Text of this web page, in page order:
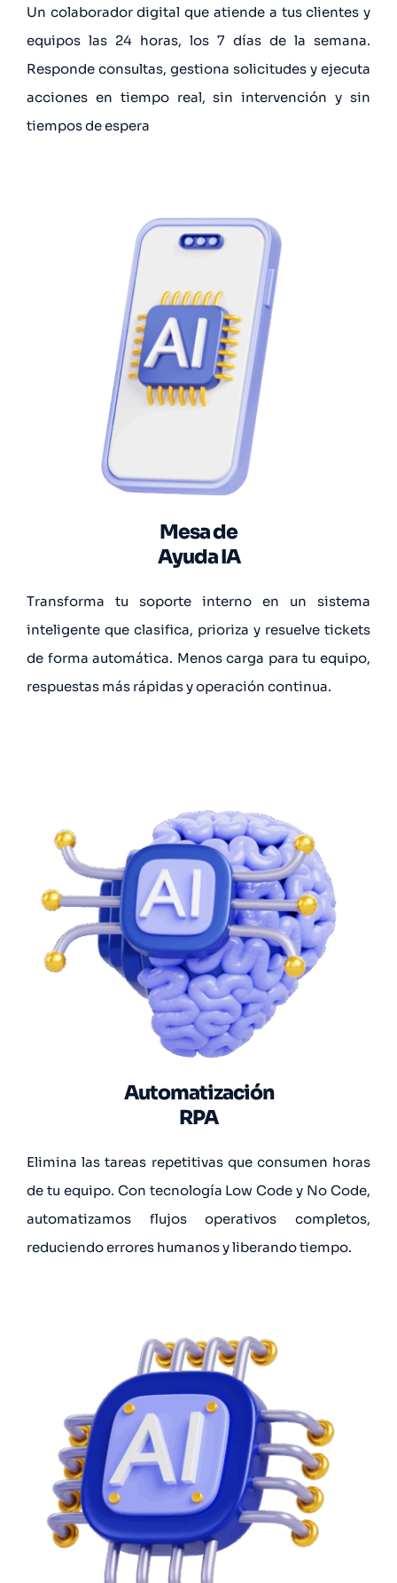
Un colaborador digital que atiende a tus clientes y
equipos las 24 horas, los 7 días de la semana.
Responde consultas, gestiona solicitudes y ejecuta
acciones en tiempo real, sin intervención y sin
tiempos de espera
Mesa de
Ayuda IA
Transforma tu soporte interno en un sistema
inteligente que clasifica, prioriza y resuelve tickets
de forma automática. Menos carga para tu equipo,
respuestas más rápidas y operación continua.
Automatización
RPA
Elimina las tareas repetitivas que consumen horas
de tu equipo. Con tecnología Low Code y No Code,
automatizamos flujos operativos completos,
reduciendo errores humanos y liberando tiempo.